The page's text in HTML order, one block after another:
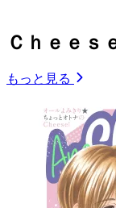
Ｃｈｅｅｓ
もっと見る